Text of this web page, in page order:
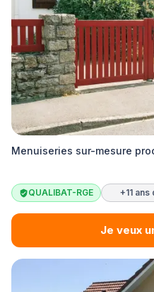
Menuiseries sur-mesure
QUALIBAT-RGE +11
Je veux